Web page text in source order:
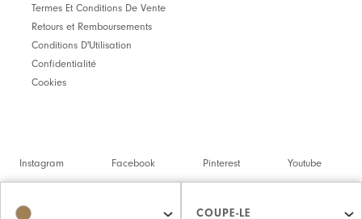
COUPE-LE
Termes Et Conditions De Vente
Retours et Remboursements
Conditions D'Utilisation
Confidentialité
Cookies
Instagram Facebook Pinterest Youtube